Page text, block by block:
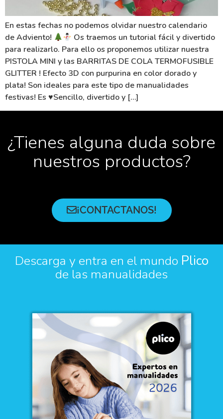
En estas fechas no podemos olvidar nuestro calendario
de Adviento!
Os traemos un tutorial fácil y divertido
para realizarlo. Para ello os proponemos utilizar nuestra
PISTOLA MINI y las BARRITAS DE COLA TERMOFUSIBLE
GLITTER ! Efecto 3D con purpurina en color dorado y
plata! Son ideales para este tipo de manualidades
festivas! Es ♥️Sencillo, divertido y […]
¿Tienes alguna duda sobre
nuestros productos?
¡CONTACTANOS!
Descarga y entra en el mundo Plico
de las manualidades